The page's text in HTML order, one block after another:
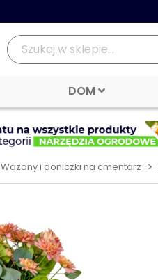
DOM
Wazony i doniczki na cmentarz >